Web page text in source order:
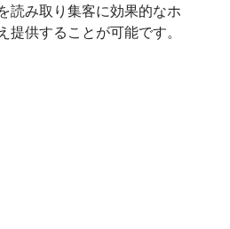
読み取り集客に効果的なホ
提供することが可能です。